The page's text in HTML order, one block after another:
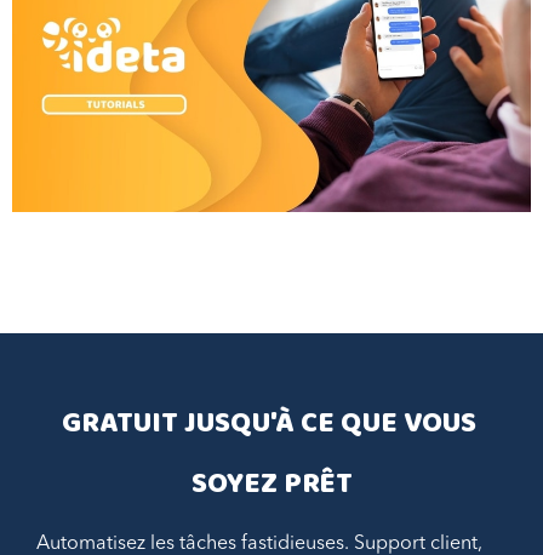
GRATUIT JUSQU'À CE QUE VOUS
SOYEZ PRÊT
Automatisez les tâches fastidieuses. Support client,